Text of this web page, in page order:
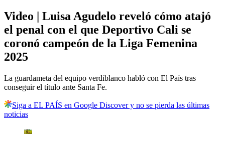
Video | Luisa Agudelo reveló cómo atajó
el penal con el que Deportivo Cali se
coronó campeón de la Liga Femenina
2025
La guardameta del equipo verdiblanco habló con El País tras
conseguir el título ante Santa Fe.
Siga a EL PAÍS en Google Discover y no se pierda las últimas
noticias